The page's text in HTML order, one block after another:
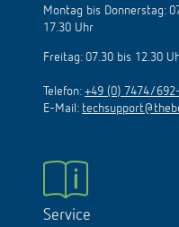
Montag bis Donnerstag:
17.30 Uhr
Freitag: 07.30 bis 12.30
Telefon: +49 (0) 7474/
E-Mail:
Service